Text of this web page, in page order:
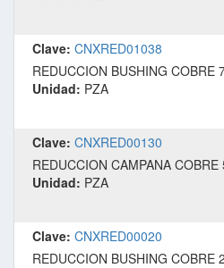
Clave: CNXRED01038
REDUCCION BUSHING COBRE
Unidad: PZA
Clave: CNXRED00130
REDUCCION CAMPANA
Unidad: PZA
Clave: CNXRED00020
REDUCCION BUSHING COBRE